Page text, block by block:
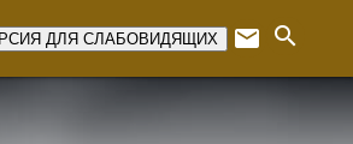
ДЛЯ СЛАБОВИДЯЩИХ email search